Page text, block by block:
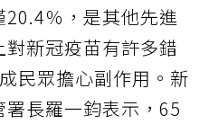
％，是其他先進
新冠疫苗有許多錯
民眾擔心副作用。新
長羅一鈞表示，65